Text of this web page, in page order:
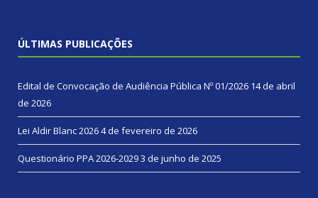
ÚLTIMAS PUBLICAÇÕES
Edital de Convocação de Audiência Pública Nº 01/2026 14 de abril
de 2026
Lei Aldir Blanc 20264 de fevereiro de 2026
Questionário PPA 2026-20293 de junho de 2025